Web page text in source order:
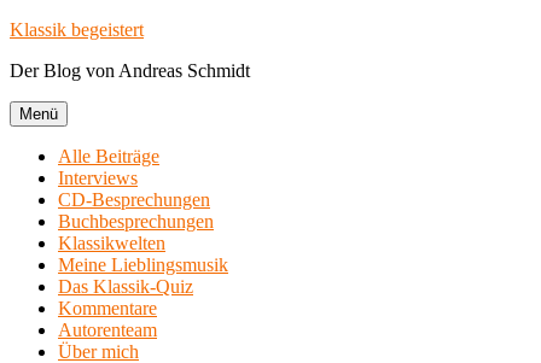
Zum
springen
Klassik begeistert
Der Blog von Andreas Schmidt
Menü
Alle Beiträge
Interviews
CD-Besprechungen
Buchbesprechungen
Klassikwelten
Meine Lieblingsmusik
Das Klassik-Quiz
Kommentare
Autorenteam
Über mich